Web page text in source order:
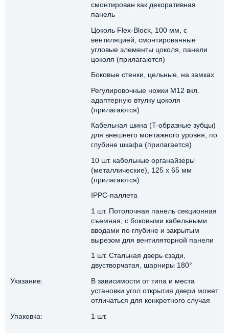
смонтирован как декоративная
панель
Цоколь Flex-Block, 100 мм, с
вентиляцией, смонтированные
угловые элементы цоколя, панели
цоколя (прилагаются)
Боковые стенки, цельные, на замках
Регулировочные ножки M12 вкл.
адаптерную втулку цоколя
(прилагаются)
Кабельная шина (T-образные зубцы)
для внешнего монтажного уровня, по
глубине шкафа (прилагается)
10 шт. кабельные органайзеры
(металлические), 125 x 65 мм
(прилагаются)
IPPC-паллета
1 шт. Потолочная панель секционная
съемная, с боковыми кабельными
вводами по глубине и закрытым
вырезом для вентиляторной панели
1 шт. Стальная дверь сзади,
двустворчатая, шарниры 180°
Указание:
В зависимости от типа и места
установки угол открытия двери может
отличаться для конкретного случая
Упаковка:
1 шт.